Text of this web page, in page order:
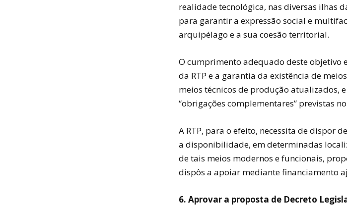
realidade tecnológica, nas diversas ilhas
para garantir a expressão social e
arquipélago e a sua coesão territorial.
O cumprimento adequado deste objetivo
da RTP e a garantia da existência de
meios técnicos de produção atualizados,
“obrigações complementares” previstas
A RTP, para o efeito, necessita de dispor
a disponibilidade, em determinadas
de tais meios modernos e funcionais,
dispôs a apoiar mediante financiamento
6. Aprovar a proposta de Decreto